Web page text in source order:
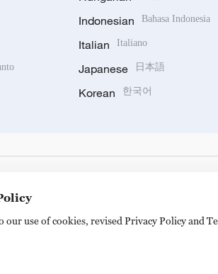
Indonesian Bahasa Indonesia
Italian Italiano
Japanese 日本語
Korean 한국어
号
use of cookies, revised Privacy Policy and